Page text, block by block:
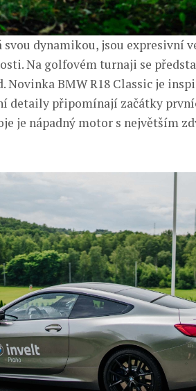
dynamikou, jsou expresivní
Na golfovém turnaji se
Novinka BMW R18 Classic je
připomínají začátky
je nápadný motor s největším